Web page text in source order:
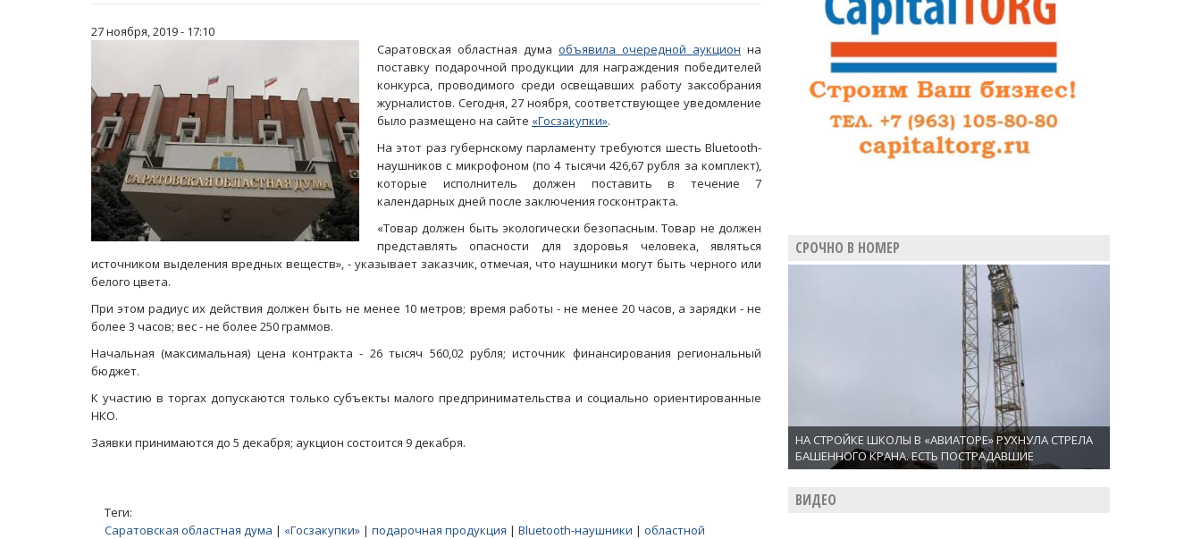
27 ноября, 2019 - 17:10
Саратовская областная дума объявила очередной аукцион на
поставку подарочной продукции для награждения победителей
конкурса, проводимого среди освещавших работу заксобрания
журналистов. Сегодня, 27 ноября, соответствующее уведомление
было размещено на сайте «Госзакупки».
На этот раз губернскому парламенту требуются шесть Bluetooth-
наушников с микрофоном (по 4 тысячи 426,67 рубля за комплект),
которые исполнитель должен поставить в течение 7
календарных дней после заключения госконтракта.
«Товар должен быть экологически безопасным. Товар не должен
представлять опасности для здоровья человека, являться
источником выделения вредных веществ», - указывает заказчик, отмечая, что наушники могут быть черного или
белого цвета.
При этом радиус их действия должен быть не менее 10 метров; время работы - не менее 20 часов, а зарядки - не
более 3 часов; вес - не более 250 граммов.
Начальная (максимальная) цена контракта - 26 тысяч 560,02 рубля; источник финансирования региональный
бюджет.
К участию в торгах допускаются только субъекты малого предпринимательства и социально ориентированные
НКО.
Заявки принимаются до 5 декабря; аукцион состоится 9 декабря.
Теги:
Саратовская областная дума | «Госзакупки» | подарочная продукция | Bluetooth-наушники | областной
СРОЧНО В НОМЕР
НА СТРОЙКЕ ШКОЛЫ В «АВИАТОРЕ» РУХНУЛА СТРЕЛА
БАШЕННОГО КРАНА. ЕСТЬ ПОСТРАДАВШИЕ
ВИДЕО